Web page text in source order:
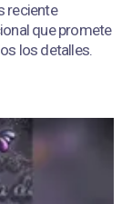
reciente
que promete
los detalles.